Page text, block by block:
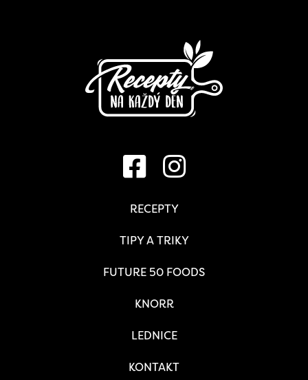
RECEPTY
TIPY A TRIKY
FUTURE 50 FOODS
KNORR
LEDNICE
KONTAKT